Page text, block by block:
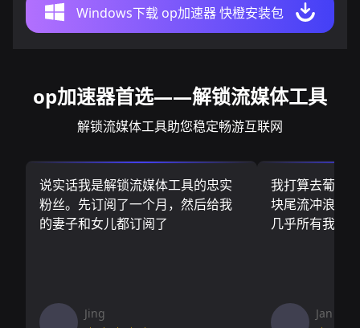
Windows下载 op加速器 快橙安装包
op加速器首选——解锁流媒体工具
解锁流媒体工具助您稳定畅游互联网
说实话我是解锁流媒体工具的忠实
粉丝。先订阅了一个月，然后给我
的妻子和女儿都订阅了
Jing
我打算去葡萄
块尾流冲浪板
几乎所有我需
Jan V